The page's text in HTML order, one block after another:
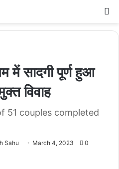
सादगी पूर्ण हुआ
विवाह
51 couples completed
Sahu March 4, 2023 0